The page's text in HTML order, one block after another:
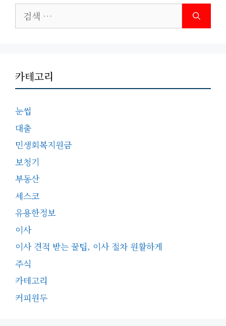
색:
카테고리
눈썹
대출
민생회복지원금
보청기
부동산
세스코
유용한정보
이사
이사 견적 받는 꿀팁, 이사 절차 원활하게
주식
카테고리
커피원두